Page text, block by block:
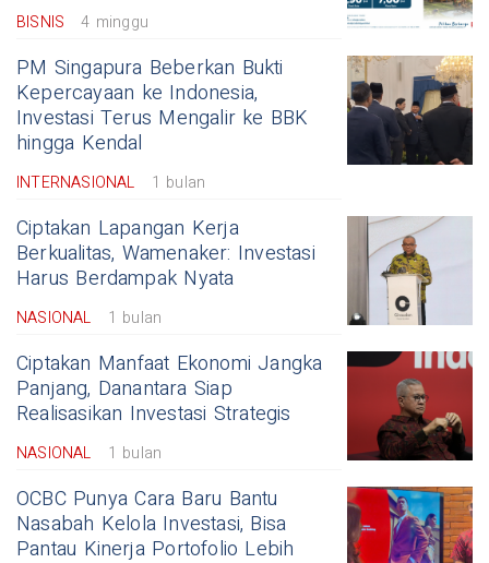
BISNIS 4 minggu
PM Singapura Beberkan Bukti
Kepercayaan ke Indonesia,
Investasi Terus Mengalir ke BBK
hingga Kendal
INTERNASIONAL 1 bulan
Ciptakan Lapangan Kerja
Berkualitas, Wamenaker: Investasi
Harus Berdampak Nyata
NASIONAL 1 bulan
Ciptakan Manfaat Ekonomi Jangka
Panjang, Danantara Siap
Realisasikan Investasi Strategis
NASIONAL 1 bulan
OCBC Punya Cara Baru Bantu
Nasabah Kelola Investasi, Bisa
Pantau Kinerja Portofolio Lebih